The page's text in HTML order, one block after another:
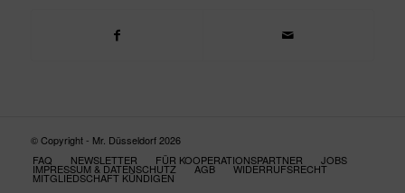
© Copyright - Mr. Düsseldorf 2026
FAQ
NEWSLETTER FÜR KOOPERATIONSPARTNER JOBS
IMPRESSUM & DATENSCHUTZ AGB WIDERRUFSRECHT
MITGLIEDSCHAFT KÜNDIGEN